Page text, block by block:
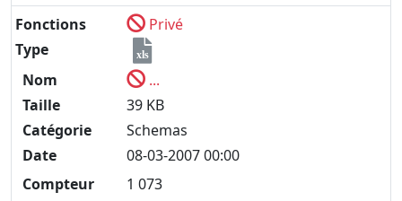
Fonctions
Privé
Type
xls
Nom
...
Taille
39 KB
Catégorie
Schemas
Date
08-03-2007 00:00
Compteur
1 073